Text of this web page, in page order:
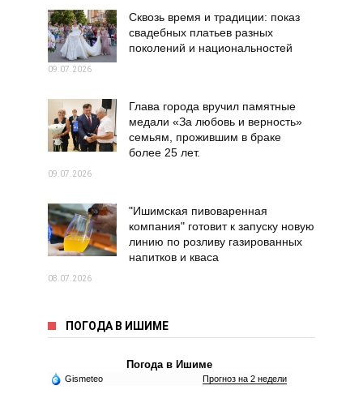
Сквозь время и традиции: показ
свадебных платьев разных
поколений и национальностей
09.07.2026
Глава города вручил памятные
медали «За любовь и верность»
семьям, прожившим в браке
более 25 лет.
09.07.2026
"Ишимская пивоваренная
компания" готовит к запуску новую
линию по розливу газированных
напитков и кваса
08.07.2026
ПОГОДА В ИШИМЕ
Погода в Ишиме
Gismeteo Прогноз на 2 недели